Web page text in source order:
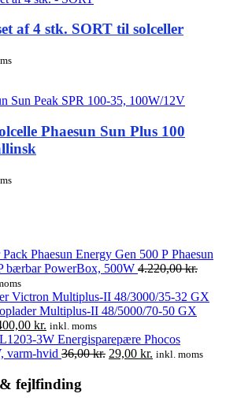
af 4 stk. SORT til solceller
Phaesun Sun Plus 100
Phaesun
bærbar PowerBox, 500W 4.220,00kr.
kr..
Multiplus-II 48/5000/70-50 GX
kr..
kr. Den
aktuelle
pris
10.400,00 kr..
inkl. moms
Energisparepære Phocos
varm-hvid 36,00kr. Den
29,00 kr. Den
inkl. moms
fejlfinding